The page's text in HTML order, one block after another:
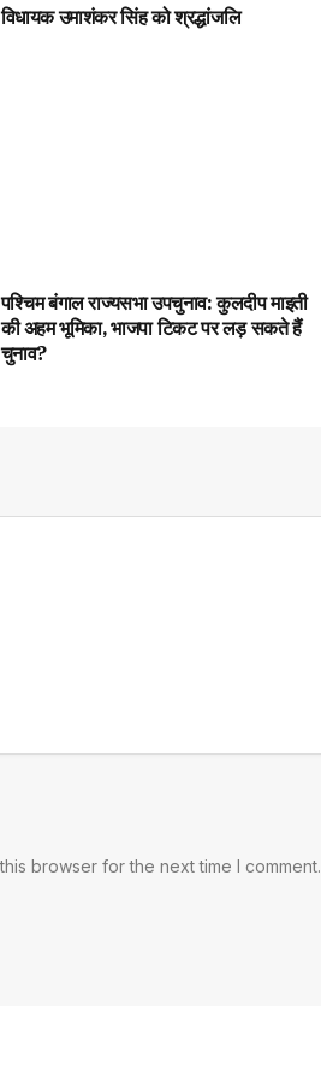
विधायक उमाशंकर सिंह को श्रद्धांजलि
पश्चिम बंगाल राज्यसभा उपचुनाव: कुलदीप माइती
की अहम भूमिका, भाजपा टिकट पर लड़ सकते हैं
चुनाव?
browser for the next time I comment.